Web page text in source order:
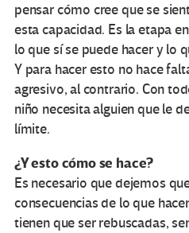
pensar cómo cree que se
esta capacidad. Es la etapa
lo que sí se puede hacer y lo
Y para hacer esto no hace
agresivo, al contrario. Con
niño necesita alguien que le
límite.
¿Y esto cómo se hace?
Es necesario que dejemos
consecuencias de lo que
tienen que ser rebuscadas,